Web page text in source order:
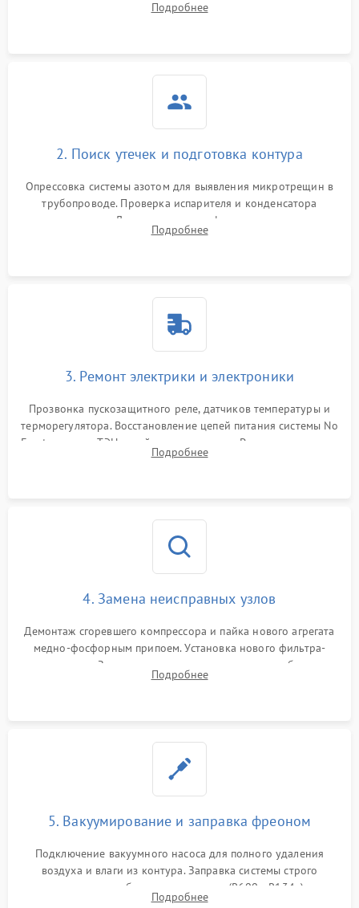
1000 ₽
1800 ₽
считывание кодов ошибок с электронного дисплея.
Подробнее
2. Поиск утечек и подготовка контура
Опрессовка системы азотом для выявления микротрещин в
трубопроводе. Проверка испарителя и конденсатора
течеискателем. Демонтаж старого фильтра-осушителя и
продувка капиллярной трубки для устранения засоров.
Подробнее
3. Ремонт электрики и электроники
Прозвонка пускозащитного реле, датчиков температуры и
терморегулятора. Восстановление цепей питания системы No
Frost, включая ТЭН оттайки и вентилятор. Ремонт или замена
платы управления при сбоях алгоритмов.
Подробнее
4. Замена неисправных узлов
Демонтаж сгоревшего компрессора и пайка нового агрегата
медно-фосфорным припоем. Установка нового фильтра-
осушителя. Замена изношенных вентиляторов обдува,
сломанных заслонок или поврежденных дверных петель.
Подробнее
5. Вакуумирование и заправка фреоном
Подключение вакуумного насоса для полного удаления
воздуха и влаги из контура. Заправка системы строго
дозированным объемом хладагента (R600a, R134a) по
электронным весам. Контроль рабочего давления в системе.
Подробнее